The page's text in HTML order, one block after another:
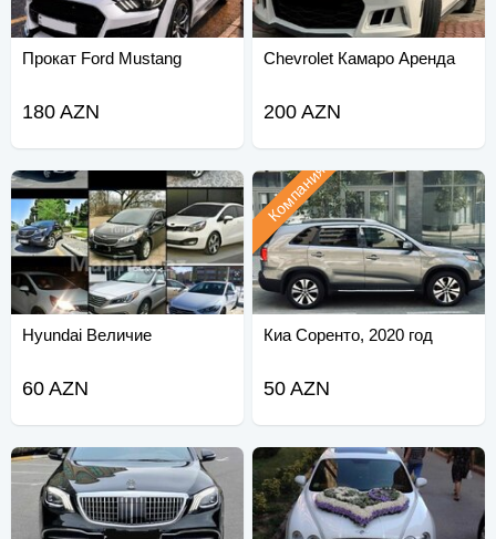
Прокат Ford Mustang
180 AZN
Chevrolet Камаро Аренда
200 AZN
Hyundai Величие
60 AZN
Киа Соренто, 2020 год
Компания
50 AZN